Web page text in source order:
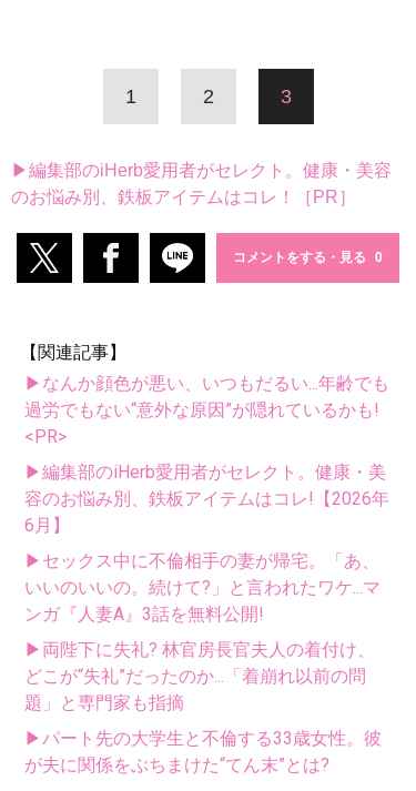
1 2 3
▶編集部のiHerb愛用者がセレクト。健康・美容
のお悩み別、鉄板アイテムはコレ！［PR］
コメントをする・見る
【関連記事】
▶なんか顔色が悪い、いつもだるい...年齢でも
過労でもない“意外な原因”が隠れているかも!
<PR>
▶編集部のiHerb愛用者がセレクト。健康・美
容のお悩み別、鉄板アイテムはコレ!【2026年
6月】
▶セックス中に不倫相手の妻が帰宅。「あ、
いいのいいの。続けて?」と言われたワケ...マ
ンガ『人妻A』3話を無料公開!
▶両陛下に失礼? 林官房長官夫人の着付け、
どこが“失礼”だったのか...「着崩れ以前の問
題」と専門家も指摘
▶パート先の大学生と不倫する33歳女性。彼
が夫に関係をぶちまけた“てん末”とは?